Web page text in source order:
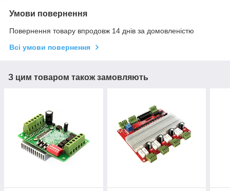
Умови повернення
Повернення товару впродовж 14 днів за домовленістю
Всі умови повернення
З цим товаром також замовляють